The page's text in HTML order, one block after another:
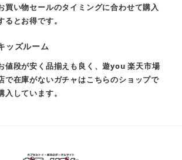
買い物セールのタイミングに合わせて購入
るとお得です。
ッズルーム
値段が安く品揃えも良く、遊you 楽天市場
で在庫がないガチャはこちらのショップで
入しています。